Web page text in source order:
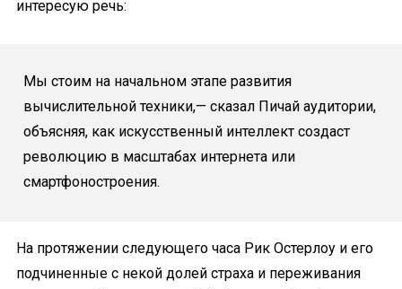
интересую речь:
Мы стоим на начальном этапе развития
вычислительной техники,— сказал Пичай аудитории,
объясняя, как искусственный интеллект создаст
революцию в масштабах интернета или
смартфоностроения.
На протяжении следующего часа Рик Остерлоу и его
подчиненные с некой долей страха и переживания